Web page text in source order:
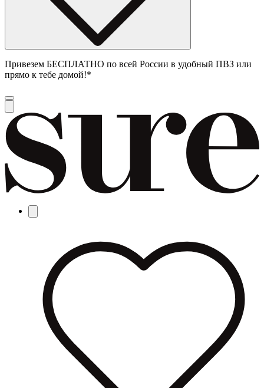
Привезем БЕСПЛАТНО по всей России в удобный ПВЗ или
прямо к тебе домой!*